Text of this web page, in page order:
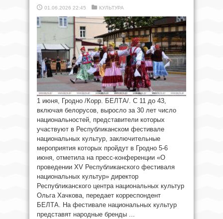
01.06.2026 22:45 КУЛЬТУРА
1 июня, Гродно /Корр. БЕЛТА/. С 11 до 43,
включая белорусов, выросло за 30 лет число
национальностей, представители которых
участвуют в Республиканском фестивале
национальных культур, заключительные
мероприятия которых пройдут в Гродно 5-6
июня, отметила на пресс-конференции «О
проведении XV Республиканского фестиваля
национальных культур» директор
Республиканского центра национальных культур
Ольга Хачкова, передает корреспондент
БЕЛТА. На фестивале национальных культур
представят народные бренды ...